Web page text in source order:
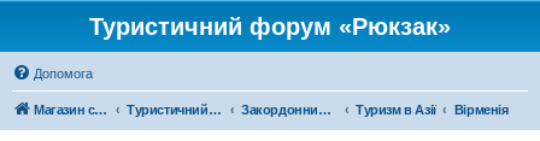
Туристичний форум «Рюкзак»
Допомога
Магазин спорядження Туристичний форум «Рюкзак» Закордонний туризм Туризм в Азії Вірменія